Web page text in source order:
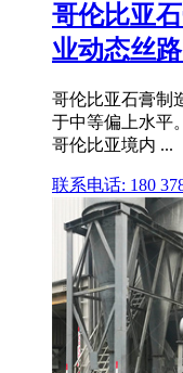
哥伦比亚
业动态丝
哥伦比亚石膏制
于中等偏上水平
哥伦比亚境内 ...
联系电话: 180